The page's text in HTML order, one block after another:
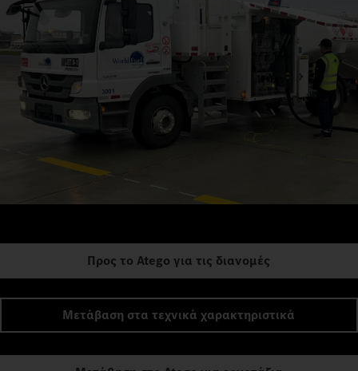
Προς το Atego για τις διανομές
Μετάβαση στα τεχνικά χαρακτηριστικά